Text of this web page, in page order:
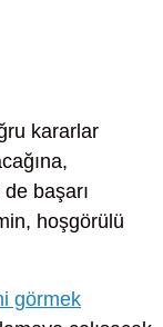
kararlar
başarı
hoşgörülü
görmek